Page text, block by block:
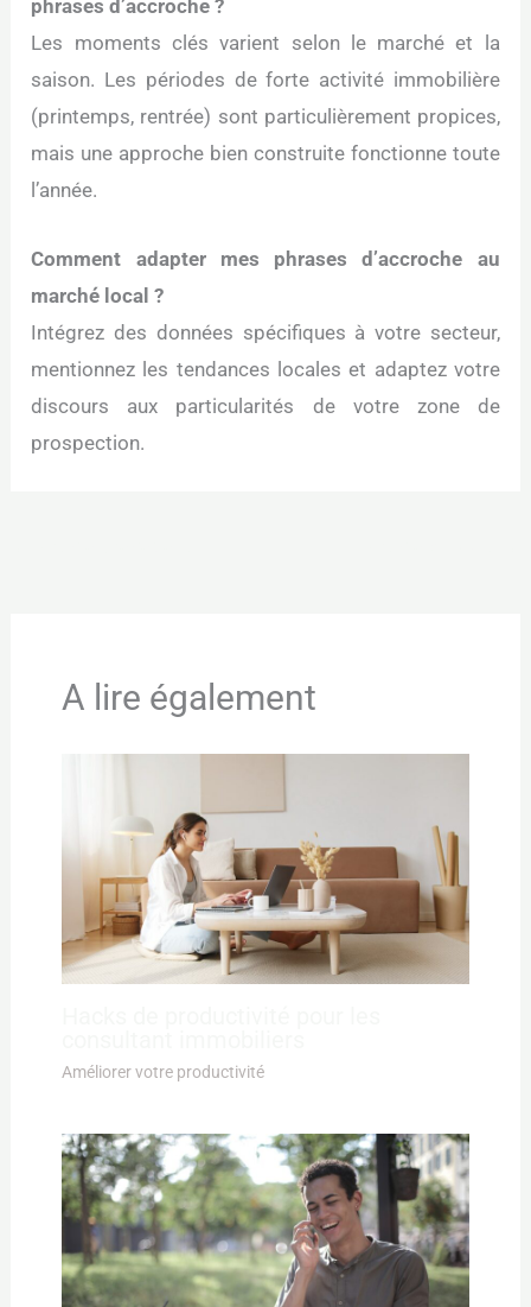
phrases d’accroche ?
Les moments clés varient selon le marché et la
saison. Les périodes de forte activité immobilière
(printemps, rentrée) sont particulièrement propices,
mais une approche bien construite fonctionne toute
l’année.
Comment adapter mes phrases d’accroche au
marché local ?
Intégrez des données spécifiques à votre secteur,
mentionnez les tendances locales et adaptez votre
discours aux particularités de votre zone de
prospection.
A lire également
Améliorer votre productivité